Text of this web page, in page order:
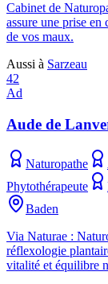
Cabinet de
assure une prise
de vos maux.
Aussi à Sarzeau
42
Ad
Aude de
Naturopathe
Phytothérapeute
Baden
Via Naturae :
réflexologie
vitalité et équilibre